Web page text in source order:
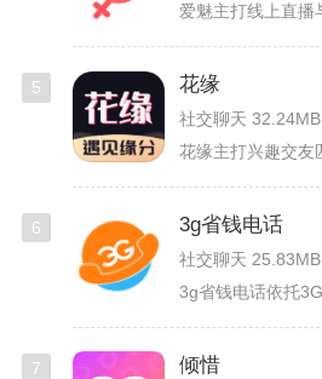
5 花缘
社交聊天 32.24MB
6 3g省钱电话
社交聊天 25.83MB
7 倾惜